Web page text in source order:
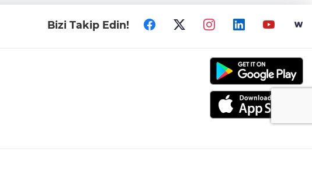
Bizi Takip Edin!